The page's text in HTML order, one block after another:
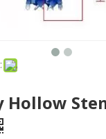
Hollow